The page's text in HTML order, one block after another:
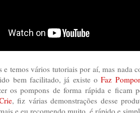
e temos vários tutoriais por aí, mas nada
bem facilitado, já existe oFaz
os pompons de forma rápida e ficam
, fiz várias demonstrações desse